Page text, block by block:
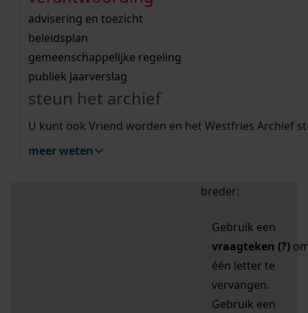
bouwvergunningen
omgevingsvergunningen
vergunningen
beeld en geluid
uitleg nodig?
Wij helpen u op weg met een aantal zoektips.
bekijk alle zoektips
Wij helpen u op weg met een aantal zoektips.
bekijk alle zoektips
bekijk ons geschiedenislokaal
advisering en toezicht
beleidsplan
gemeenschappelijke regeling
publiek jaarverslag
steun het archief
U kunt ook Vriend worden en het Westfries Archief
meer weten
zoektips
Mijn Studiezaal (inloggen)
uw zoekopdracht te
breder:
Gebruik een
vraagteken (?)
één letter te
vervangen.
Gebruik een